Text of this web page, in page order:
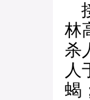
林
杀
人
蝎